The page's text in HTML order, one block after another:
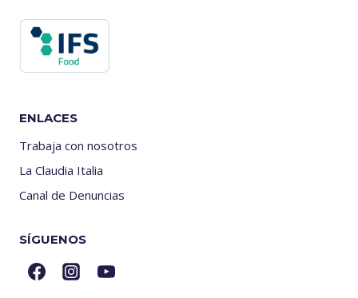
ENLACES
Trabaja con nosotros
La Claudia Italia
Canal de Denuncias
SÍGUENOS